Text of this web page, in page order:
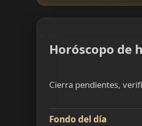
Horóscopo de
Cierra pendientes,
Fondo del día